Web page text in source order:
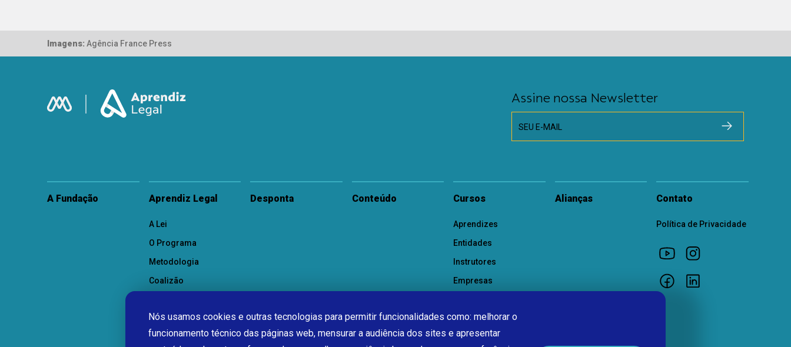
Imagens: Agência France Press
Assine nossa Newsletter
SEU E-MAIL
A Fundação Aprendiz Legal
A Lei
O Programa
Metodologia
Coalizão
Desponta Conteúdo Cursos
Aprendizes
Entidades
Instrutores
Empresas
Alianças Contato
Política de Privacidade
Nós usamos cookies e outras tecnologias para permitir funcionalidades como: melhorar o
funcionamento técnico das páginas web, mensurar a audiência dos sites e apresentar